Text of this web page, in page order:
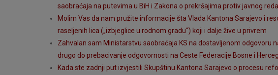
saobraćaja na putevima u BiH i Zakona o prekršajima protiv javnog
Molim Vas da nam pružite informacije šta Vlada Kantona Sarajevo i
raseljenih lica („izbjeglice u rodnom gradu“) koji i dalje žive u privrem
Zahvalan sam Ministarstvu saobraćaja KS na dostavljenom odgovoru
drugo do prebacivanje odgovornosti na Ceste Federacije Bosne i
Kada ste zadnji put izvjestili Skupštinu Kantona Sarajevo o procesu